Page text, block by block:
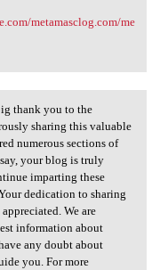
metamasclog.com/me
A big
thank you to the
sharing this valuable
numerous sections of
your blog is truly
imparting these
dedication to sharing
We are
information about
any doubt about
you. For more